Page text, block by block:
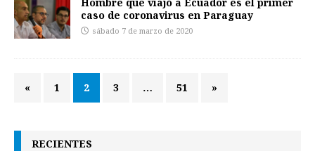
caso de coronavirus en Paraguay
sábado 7 de marzo de 2020
« 1 2 3 … 51 »
RECIENTES